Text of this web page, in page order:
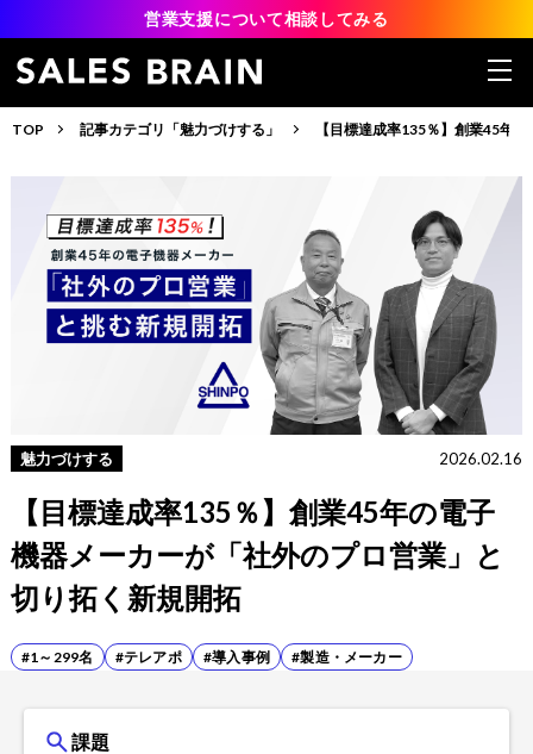
営業支援について相談してみる
TOP 記事カテゴリ「魅力づけする」 【目標達成率135％】創業45年
魅力づけする 2026.02.16
【目標達成率135％】創業45年の電子
機器メーカーが「社外のプロ営業」と
切り拓く新規開拓
#1～299名 #テレアポ #導入事例 #製造・メーカー
課題